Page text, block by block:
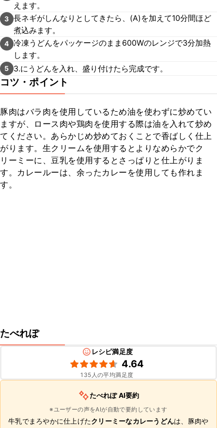
えます。
3 長ネギがしんなりとしてきたら、(A)を加えて10分間ほど
煮込みます。
4 冷凍うどんをパッケージのまま600Wのレンジで3分加熱
します。
5 3.にうどんを入れ、盛り付けたら完成です。
コツ・ポイント
豚肉はバラ肉を使用しているため油を使わずに炒めてい
ますが、ロース肉や鶏肉を使用する際は油を入れて炒め
てください。あらかじめ炒めておくことで香ばしく仕上
がります。生クリームを使用するとよりなめらかでク
リーミーに、豆乳を使用するとさっぱりと仕上がりま
す。カレールーは、余ったカレーを使用しても作れま
す。
たべれぽ
レシピ満足度
4.64
135 人の平均満足度
たべれぽ AI要約
※ユーザーの声をAIが自動で要約しています
牛乳でまろやかに仕上げたクリーミーなカレーうどんは、豚肉や